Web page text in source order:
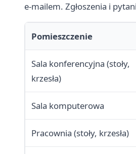
e-mailem. Zgłoszenia i
Pomieszczenie
Sala konferencyjna (stoły,
krzesła)
Sala komputerowa
Pracownia (stoły, krzesła)